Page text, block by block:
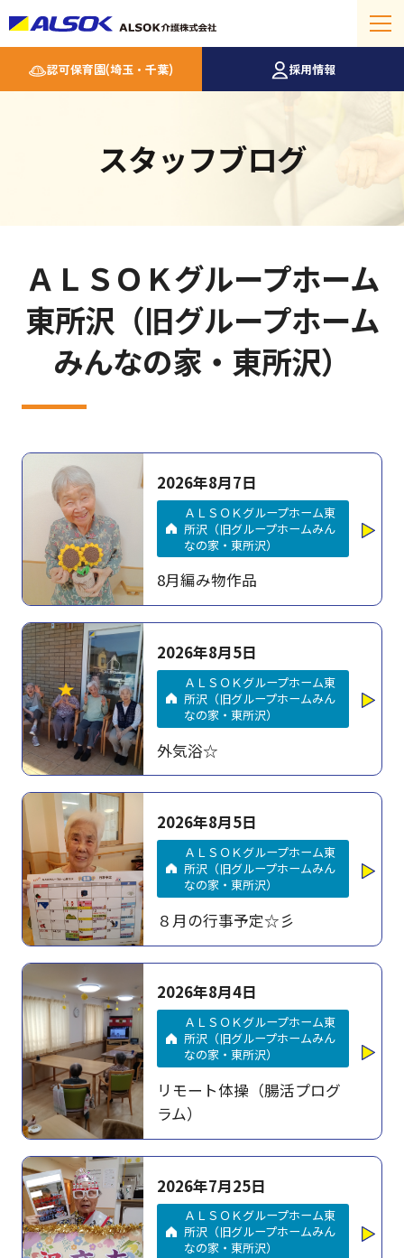
認可保育園(埼玉・千葉) 採用情報
スタッフブログ
ＡＬＳＯＫグループホーム
東所沢（旧グループホーム
みんなの家・東所沢）
2026年8月7日
ＡＬＳＯＫグループホーム東
所沢（旧グループホームみん
なの家・東所沢）
8月編み物作品
2026年8月5日
ＡＬＳＯＫグループホーム東
所沢（旧グループホームみん
なの家・東所沢）
外気浴☆
2026年8月5日
ＡＬＳＯＫグループホーム東
所沢（旧グループホームみん
なの家・東所沢）
８月の行事予定☆彡
2026年8月4日
ＡＬＳＯＫグループホーム東
所沢（旧グループホームみん
なの家・東所沢）
リモート体操（腸活プログ
ラム）
2026年7月25日
ＡＬＳＯＫグループホーム東
所沢（旧グループホームみん
なの家・東所沢）